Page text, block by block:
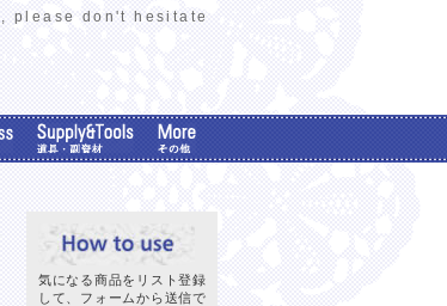
please don't hesitate
気になる商品をリスト登録
して、フォームから送信で